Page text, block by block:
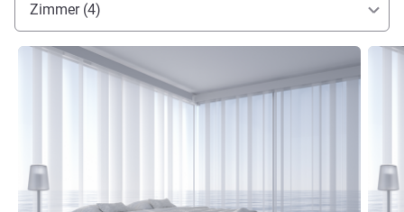
Zimmer (4)
Details ansehen